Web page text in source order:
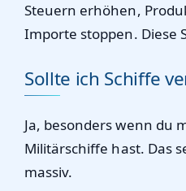
Steuern erhöhen,
Importe stoppen. Diese
Sollte ich Schiffe
Ja, besonders wenn du
Militärschiffe hast. Das
massiv.